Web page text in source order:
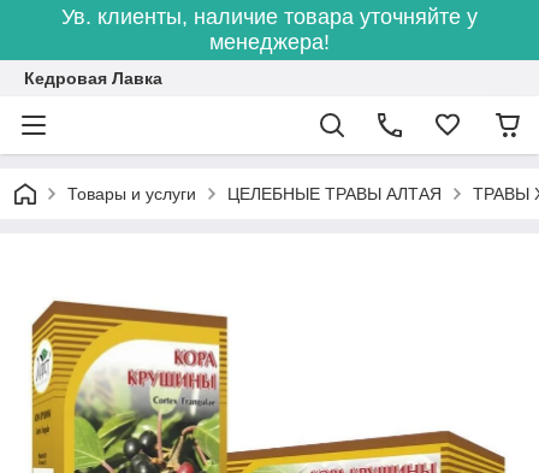
Ув. клиенты, наличие товара уточняйте у
менеджера!
Кедровая Лавка
Товары и услуги ЦЕЛЕБНЫЕ ТРАВЫ АЛТАЯ ТРАВЫ